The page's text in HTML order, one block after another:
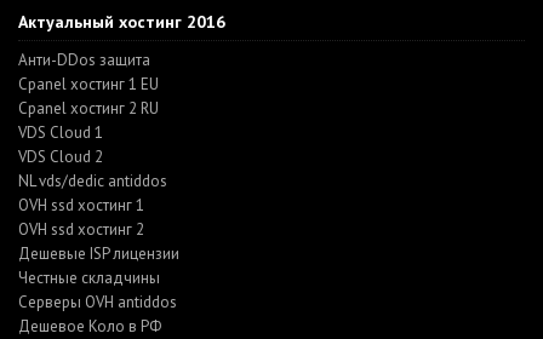
Актуальный хостинг 2016
Анти-DDos защита
Cpanel хостинг 1 EU
Cpanel хостинг 2 RU
VDS Cloud 1
VDS Cloud 2
NL vds/dedic antiddos
OVH ssd хостинг 1
OVH ssd хостинг 2
Дешевые ISP лицензии
Честные складчины
Серверы OVH antiddos
Дешевое Коло в РФ